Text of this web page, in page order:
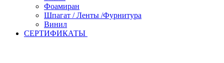
Фоамиран
Шпагат / Ленты /Фурнитура
Винил
СЕРТИФИКАТЫ